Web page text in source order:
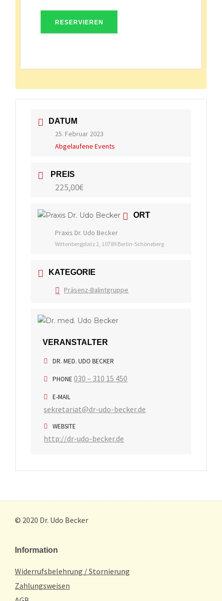
RESERVIEREN
DATUM
25. Februar 2023
Abgelaufene Events
PREIS
225,00€
ORT
Praxis Dr. Udo Becker
Wittenbergplatz 2, 10789 Berlin-Schöneberg
KATEGORIE
Präsenz-Balintgruppe
VERANSTALTER
DR. MED. UDO BECKER
PHONE 030 – 310 15 450
E-MAIL
sekretariat@dr-udo-becker.de
WEBSITE
http://dr-udo-becker.de
© 2020 Dr. Udo Becker
Information
Widerrufsbelehrung / Stornierung
Zahlungsweisen